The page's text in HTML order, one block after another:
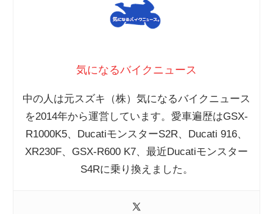
気になるバイクニュース
中の人は元スズキ（株）気になるバイクニュース
を2014年から運営しています。愛車遍歴はGSX-
R1000K5、DucatiモンスターS2R、Ducati 916、
XR230F、GSX-R600 K7、最近Ducatiモンスター
S4Rに乗り換えました。